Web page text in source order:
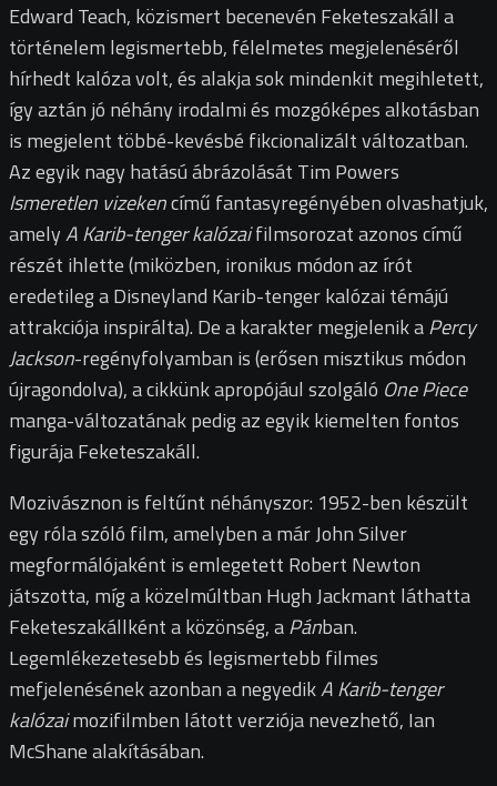
Edward Teach, közismert becenevén Feketeszakáll a
történelem legismertebb, félelmetes megjelenéséről
hírhedt kalóza volt, és alakja sok mindenkit megihletett,
így aztán jó néhány irodalmi és mozgóképes alkotásban
is megjelent többé-kevésbé fikcionalizált változatban.
Az egyik nagy hatású ábrázolását Tim Powers
Ismeretlen vizekencímű fantasyregényében olvashatjuk,
amelyA Karib-tenger kalózaifilmsorozat azonos című
részét ihlette (miközben, ironikus módon az írót
eredetileg a Disneyland Karib-tenger kalózai témájú
attrakciója inspirálta). De a karakter megjelenik aPercy
Jackson-regényfolyamban is (erősen misztikus módon
újragondolva), a cikkünk apropójául szolgáló One Piece
manga-változatának pedig az egyik kiemelten fontos
figurája Feketeszakáll.
Mozivásznon is feltűnt néhányszor: 1952-ben készült
egy róla szóló film, amelyben a már John Silver
megformálójaként is emlegetett Robert Newton
játszotta, míg a közelmúltban Hugh Jackmant láthatta
Feketeszakállként a közönség, aPánban.
Legemlékezetesebb és legismertebb filmes
mefjelenésének azonban a negyedikA Karib-tenger
kalózaimozifilmben látott verziója nevezhető, Ian
McShane alakításában.